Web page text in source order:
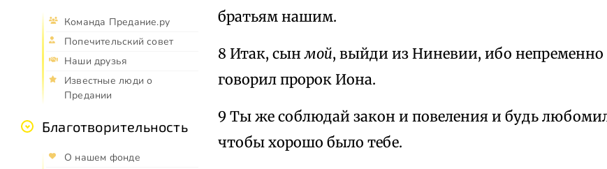
Команда Предание.ру
Попечительский совет
Наши друзья
Известные люди о
Предании
Благотворительность
О нашем фонде
братьям нашим.
8 Итак, сынмой, выйди из Ниневии, ибо непременно
говорил пророк Иона.
9 Ты же соблюдай закон и повеления и будь
чтобы хорошо было тебе.